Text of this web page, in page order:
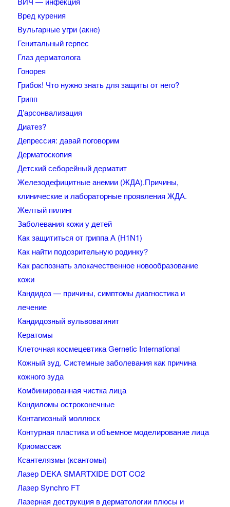
Вред курения
Вульгарные угри (акне)
Генитальный герпес
Глаз дерматолога
Гонорея
Грибок! Что нужно знать для защиты от него?
Грипп
Д’арсонвализация
Диатез?
Депрессия: давай поговорим
Дерматоскопия
Детский себорейный дерматит
Железодефицитные анемии (ЖДА).Причины,
клинические и лабораторные проявления ЖДА.
Желтый пилинг
Заболевания кожи у детей
Как защититься от гриппа А (H1N1)
Как найти подозрительную родинку?
Как распознать злокачественное новообразование
кожи
Кандидоз — причины, симптомы диагностика и
лечение
Кандидозный вульвовагинит
Кератомы
Клеточная космецевтика Gernetic International
Кожный зуд. Системные заболевания как причина
кожного зуда
Комбинированная чистка лица
Кондиломы остроконечные
Контагиозный моллюск
Контурная пластика и объемное моделирование лица
Криомассаж
Ксантелязмы (ксантомы)
Лазер DEKA SMARTXIDE DOT CO2
Лазер Synchro FT
Лазерная деструкция в дерматологии плюсы и